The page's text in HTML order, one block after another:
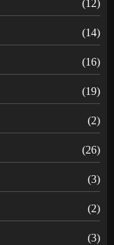
(12)
(14)
(16)
(19)
(2)
(26)
(3)
(2)
(3)